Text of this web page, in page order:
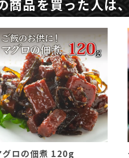
商品を買った人は
グロの佃煮 120g